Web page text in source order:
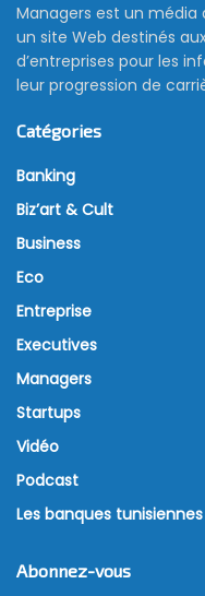
Managers est un
un site Web destinés
d’entreprises pour les
leur progression de
Catégories
Banking
Biz’art & Cult
Business
Eco
Entreprise
Executives
Managers
Startups
Vidéo
Podcast
Les banques tunisiennes
Abonnez-vous